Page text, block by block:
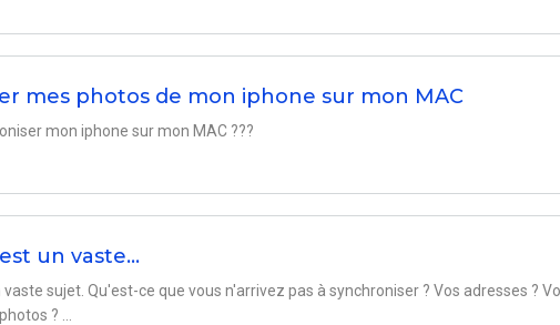
mes photos de mon iphone sur mon MAC
mon iphone sur mon MAC ???
un vaste…
vaste sujet. Qu'est-ce que vous n'arrivez pas à synchroniser ? Vos adresses ?
? ...